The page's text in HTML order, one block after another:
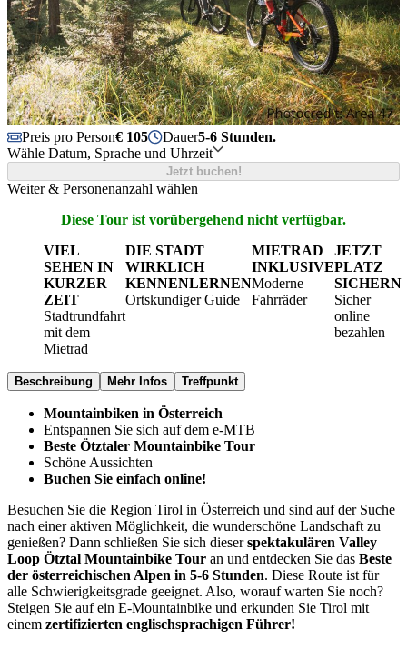
Preis pro Person€ 105 Dauer5-6 Stunden.
Wähle Datum, Sprache und Uhrzeit
Jetzt buchen!
Weiter & Personenanzahl wählen
Diese Tour ist vorübergehend nicht verfügbar.
VIEL
SEHEN IN
KURZER
ZEIT
Stadtrundfahrt
mit dem
Mietrad
DIE STADT
WIRKLICH
KENNENLERNEN
Ortskundiger Guide
MIETRAD
INKLUSIVE
Moderne
Fahrräder
JETZT
PLATZ
SICHERN
Sicher
online
bezahlen
Beschreibung Mehr Infos Treffpunkt
Mountainbiken in Österreich
Entspannen Sie sich auf dem e-MTB
Beste Ötztaler Mountainbike Tour
Schöne Aussichten
Buchen Sie einfach online!
Besuchen Sie die Region Tirol in Österreich und sind auf der Suche
nach einer aktiven Möglichkeit, die wunderschöne Landschaft zu
genießen? Dann schließen Sie sich dieserspektakulären Valley
Loop Ötztal Mountainbike Tour an und entdecken Sie das Beste
der österreichischen Alpen in 5-6 Stunden. Diese Route ist für
alle Schwierigkeitsgrade geeignet. Also, worauf warten Sie noch?
Steigen Sie auf ein E-Mountainbike und erkunden Sie Tirol mit
einem zertifizierten englischsprachigen Führer!